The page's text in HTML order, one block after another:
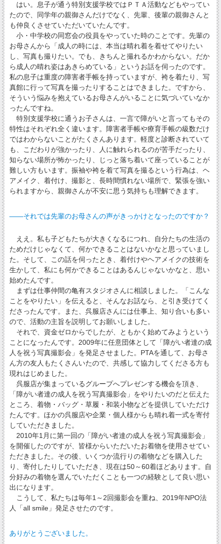
はい。息子が通う特別支援学校ではＰＴＡ活動などもやってい
たので、同学年の親御さんだけでなく、先輩、後輩の親御さんと
も仲良くさせていただいていたんです。
小・中学校の同窓会の役員をやっていた時のことです。先輩の
お母さんから「成人の時には、本当は晴れ着を着せてやりたい
し、写真も撮りたい。でも、きちんと撮れるかわからない。だか
ら成人の晴れ姿はあきらめている」というお話を伺ったのです。
私の息子は重度の障害者手帳を持っていますが、袴を着たり、写
真館に行って写真を撮ったりすることはできました。ですから、
そういう悩みを抱えているお母さんがいることに気づいていなか
ったんですね。
特別支援学校に通うお子さんは、一言で障がいと言ってもその
特性はそれぞれ全く違います。障害者手帳や療育手帳の級数だけ
ではわからないことがたくさんあります。軽度と診断されていて
も、こだわりが強かったり、人に触れられるのが苦手だったり、
知らない場所が怖かったり、じっと落ち着いて座っていることが
難しい方もいます。振袖や袴を着て写真を撮るという行為は、ヘ
アメイク、着付け、撮影と、長時間慣れない場所で、緊張を強い
られますから、親御さんが不安に思う気持ちも理解できます。
――それでは先輩のお母さんの声がきっかけとなったのですか？
ええ。私も子どもたちが大きくなるにつれ、自分たちの生活の
ためだけじゃなくて、何かできることはないかなと思っていまし
た。そして、この話を伺ったとき、着付けやヘアメイクの技術を
生かして、私にも何かできることはあるんじゃないかなと、思い
始めたんです。
まずは仕事仲間の亀有スタジオさんに相談しました。「こんな
ことをやりたい」を伝えると、そんなお話なら、と引き受けてく
ださったんです。また、呉服店さんには仕事上、知り合いも多い
ので、活動の主旨を説明してお願いしました。
それで、資金ゼロからでしたが、ともかく始めてみようという
ことになったんです。2009年に任意団体として「障がい者達の成
人を祝う写真撮影会」を発足させました。PTAを通して、お母さ
ん方の友人もたくさんいたので、共感して協力してくださる方も
現れはじめました。
呉服店が集まっているグループへプレゼンする機会を頂き、
「障がい者達の成人を祝う写真撮影会」をやりたいのだと伝えた
ところ、着物・バッグ・草履・和装小物などを提供していただけ
たんです。ほかの呉服店や企業・個人様からも晴れ着一式を寄付
していただきました。
2010年1月に第一回の「障がい者達の成人を祝う写真撮影会」
を開催したのですが、皆様からいただいたお着物を使用させてい
ただきました。その後、いくつか流行りの着物などを購入した
り、寄付したりしていただき、現在は50～60着ほどあります。自
分好みの着物を選んでいただくことも一つの経験として良い思い
出になります。
こうして、私たちは毎年1～2回撮影会を重ね、2019年NPO法
人「all smile」発足させたのです。
ありがとうございました。